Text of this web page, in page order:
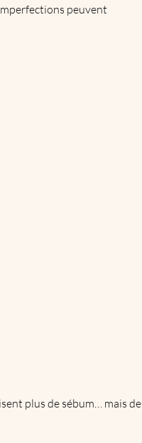
peuvent
plus de sébum… mais de